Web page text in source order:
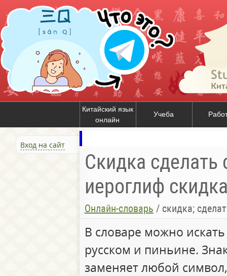
Китайский язык
онлайн
Учеба
Вход на сайт
Скидка сделать
иероглиф
Онлайн-словарь / скидка;
В словаре можно
русском и пиньине.
заменяет любой